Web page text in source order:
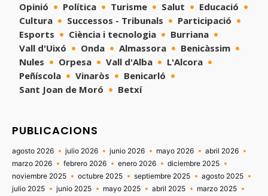
Opinió
Política Turisme Salut
Educació
Cultura
Successos - Tribunals
Participació
Esports
Ciència i tecnologia
Burriana
Vall d'Uixó
Onda Almassora
Benicàssim
Nules
Orpesa Vall d'Alba
L'Alcora
Peñíscola
Vinaròs
Benicarló
Sant Joan de Moró
Betxí
PUBLICACIONS
agosto 2026 julio 2026 junio 2026 mayo 2026
abril 2026
marzo 2026
febrero 2026 enero 2026
diciembre 2025
noviembre 2025
octubre 2025 septiembre 2025
agosto 2025
julio 2025
junio 2025 mayo 2025 abril 2025
marzo 2025